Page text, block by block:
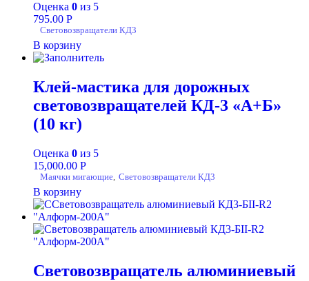
Оценка 0 из 5
795.00 Р
Световозвращатели КД3
В корзину
Клей-мастика для дорожных
световозвращателей КД-3 «А+Б»
(10 кг)
Оценка 0 из 5
15,000.00 Р
Маячки мигающие, Световозвращатели КД3
В корзину
Световозвращатель алюминиевый